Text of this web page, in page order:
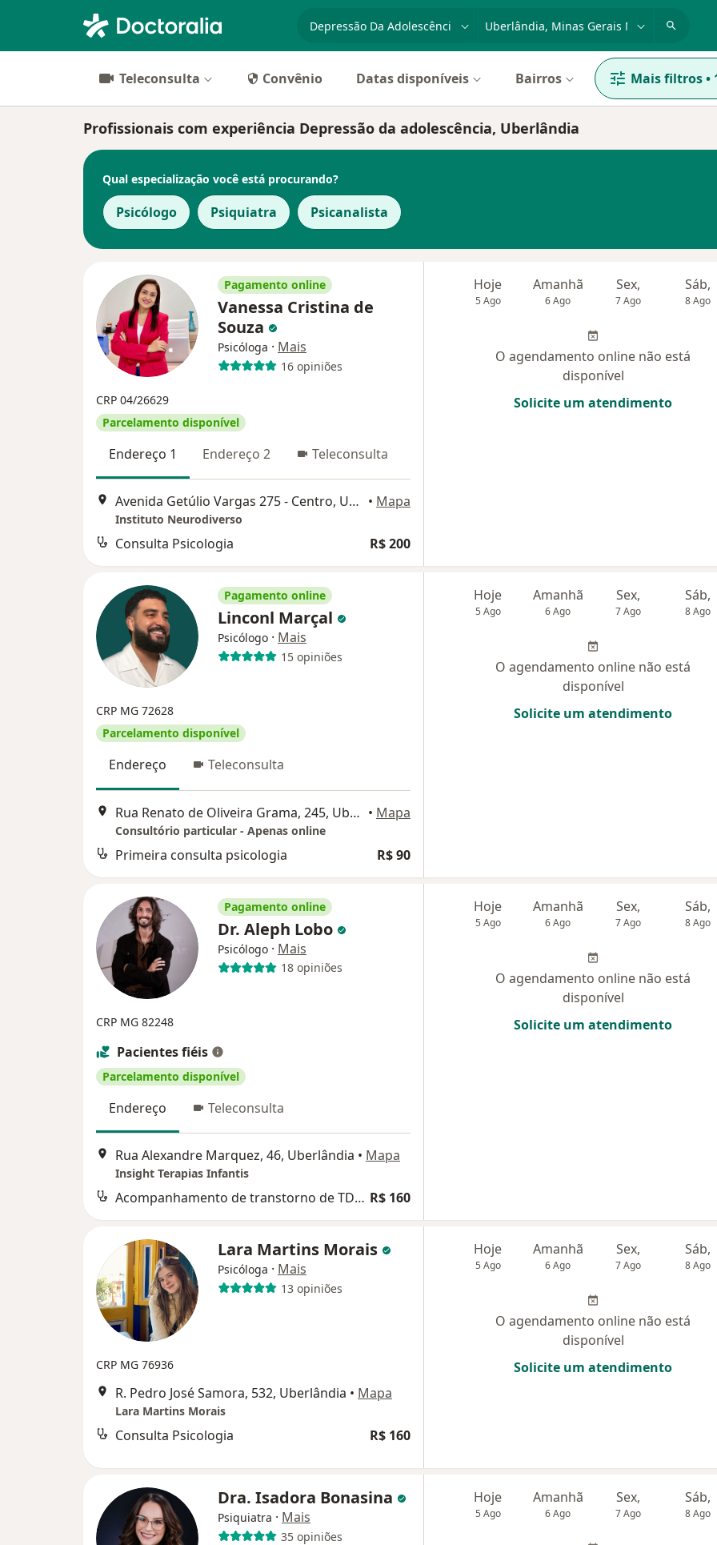
especialidade, doença ou nomecidade ou região
Teleconsulta Convênio Datas disponíveis Bairros Mais filtros•
Profissionais com experiência Depressão da adolescência, Uberlândia
Qual especialização você está procurando?
Psicólogo Psiquiatra Psicanalista
Pagamento online
Vanessa Cristina de
Souza
Psicóloga · Mais
16 opiniões
CRP 04/26629
Parcelamento disponível
Endereço 1 Endereço 2 Teleconsulta
Avenida Getúlio Vargas 275 - Centro, Uberlândia • Mapa
Instituto Neurodiverso
Consulta Psicologia R$ 200
Hoje
5 Ago
Amanhã
6 Ago
Sex,
7 Ago
Sáb,
8 Ago
O agendamento online não está
disponível
Solicite um atendimento
Pagamento online
Linconl Marçal
Psicólogo · Mais
15 opiniões
CRP MG 72628
Parcelamento disponível
Endereço Teleconsulta
Rua Renato de Oliveira Grama, 245, Uberlândia • Mapa
Consultório particular - Apenas online
Primeira consulta psicologia R$ 90
Hoje
5 Ago
Amanhã
6 Ago
Sex,
7 Ago
Sáb,
8 Ago
O agendamento online não está
disponível
Solicite um atendimento
Pagamento online
Dr. Aleph Lobo
Psicólogo · Mais
18 opiniões
CRP MG 82248
Pacientes fiéis
Parcelamento disponível
Endereço Teleconsulta
Rua Alexandre Marquez, 46, Uberlândia • Mapa
Insight Terapias Infantis
Acompanhamento de transtorno de TDAH R$ 160
Hoje
5 Ago
Amanhã
6 Ago
Sex,
7 Ago
Sáb,
8 Ago
O agendamento online não está
disponível
Solicite um atendimento
Lara Martins Morais
Psicóloga · Mais
13 opiniões
CRP MG 76936
R. Pedro José Samora, 532, Uberlândia • Mapa
Lara Martins Morais
Consulta Psicologia R$ 160
Hoje
5 Ago
Amanhã
6 Ago
Sex,
7 Ago
Sáb,
8 Ago
O agendamento online não está
disponível
Solicite um atendimento
Dra. Isadora Bonasina
Psiquiatra · Mais
35 opiniões
Hoje
5 Ago
Amanhã
6 Ago
Sex,
7 Ago
Sáb,
8 Ago